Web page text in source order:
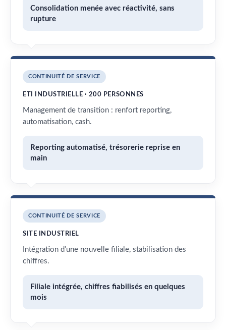
Consolidation menée avec réactivité, sans
rupture
CONTINUITÉ DE SERVICE
ETI INDUSTRIELLE · 200 PERSONNES
Management de transition : renfort reporting,
automatisation, cash.
Reporting automatisé, trésorerie reprise en
main
CONTINUITÉ DE SERVICE
SITE INDUSTRIEL
Intégration d’une nouvelle filiale, stabilisation des
chiffres.
Filiale intégrée, chiffres fiabilisés en quelques
mois